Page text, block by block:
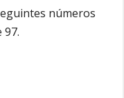
números
97.